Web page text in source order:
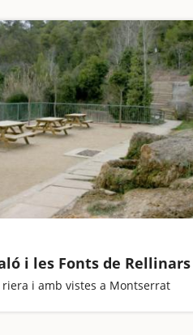
i les Fonts de Rellinars
riera i amb vistes a Montserrat